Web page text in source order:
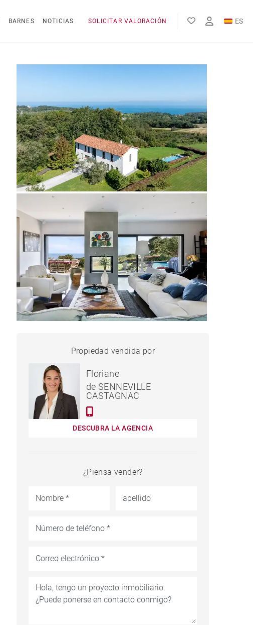
BARNES NOTICIAS SOLICITAR VALORACIÓN ES
EN
CASA URRUGNE - 300 M²
Propiedad vendida por
Floriane
de SENNEVILLE
CASTAGNAC
DESCUBRA LA AGENCIA
¿Piensa vender?